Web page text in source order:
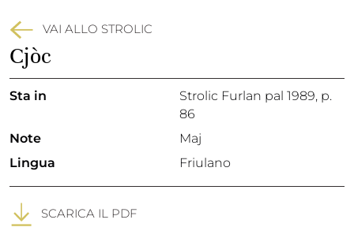
VAI ALLO STROLIC
Cjòc
Sta in Strolic Furlan pal 1989, p.
86
Note
Maj
Lingua
Friulano
SCARICA IL PDF